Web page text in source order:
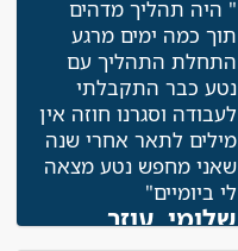
" היה תהליך מדהים
תוך כמה ימים מרגע
התחלת התהליך עם
נטע כבר התקבלתי
לעבודה וסגרנו חוזה אין
מילים לתאר אחרי שנה
שאני מחפש נטע מצאה
לי ביומיים"
שלומי, עוזר